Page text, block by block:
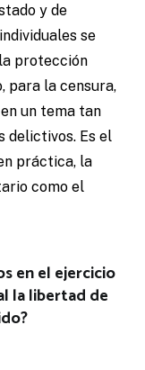
y de
se
protección
para la censura,
un tema tan
delictivos. Es el
práctica, la
como el
en el ejercicio
la libertad de